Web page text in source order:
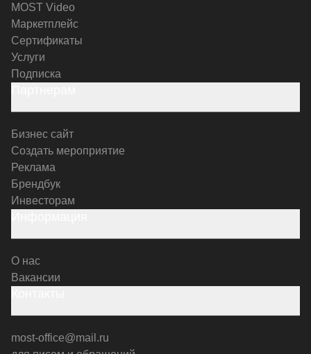
MOST Video
Маркетплейс
Сертификаты
Услуги
Подписка
Бизнес сайт
Создать мероприятие
Реклама
Брендбук
Инвесторам
О нас
Вакансии
most-office@mail.ru